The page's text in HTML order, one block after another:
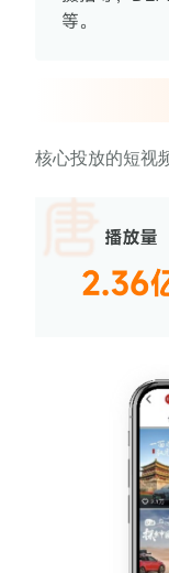
核心投放的短视